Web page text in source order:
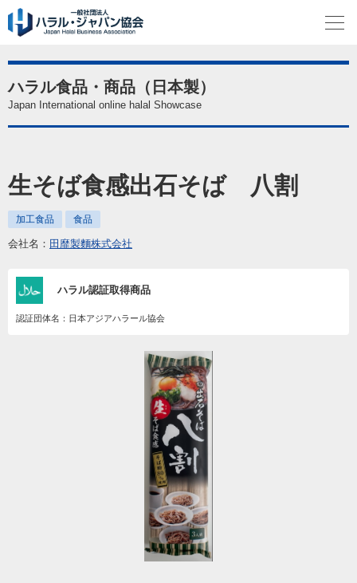
ハラル食品・商品（日本製）
Japan International online halal Showcase
生そば食感出石そば 八割
加工食品 食品
会社名： 田靡製麵株式会社
ハラル認証取得商品
認証団体名：日本アジアハラール協会